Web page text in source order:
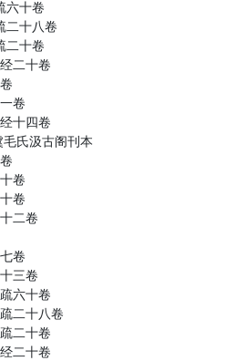
六十卷
二十八卷
二十卷
二十卷
卷
十四卷
氏汲古阁刊本
卷
卷
二卷
卷
三卷
六十卷
二十八卷
二十卷
二十卷